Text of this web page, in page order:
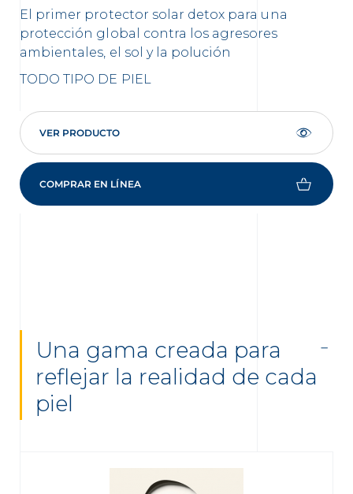
El primer protector solar detox para una
protección global contra los agresores
ambientales, el sol y la polución
TODO TIPO DE PIEL
VER PRODUCTO
COMPRAR EN LÍNEA
Una gama creada para
reflejar la realidad de cada
piel